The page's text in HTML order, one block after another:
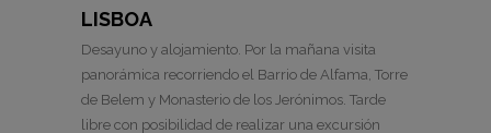
LISBOA
Desayuno y alojamiento. Por la mañana visita
panorámica recorriendo el Barrio de Alfama, Torre
de Belem y Monasterio de los Jerónimos. Tarde
libre con posibilidad de realizar una excursión